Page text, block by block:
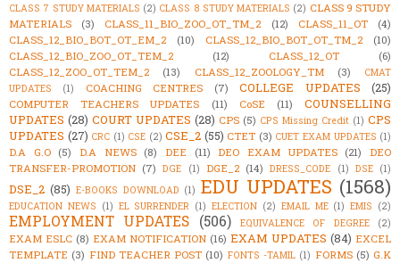
CLASS 7 STUDY MATERIALS (2) CLASS 8 STUDY MATERIALS (2) CLASS 9 STUDY
MATERIALS
(3) CLASS_11_BIO_ZOO_OT_TM_2 (12) CLASS_11_OT
(4)
CLASS_12_BIO_BOT_OT_EM_2
(10) CLASS_12_BIO_BOT_OT_TM_2
(10)
CLASS_12_BIO_ZOO_OT_TEM_2
(12) CLASS_12_OT
(6)
CLASS_12_ZOO_OT_TEM_2
(13) CLASS_12_ZOOLOGY_TM (3)
CMAT
UPDATES
(1) COACHING CENTRES (7) COLLEGE UPDATES (25)
COMPUTER TEACHERS UPDATES (11) CoSE (11)
COUNSELLING
UPDATES (28) COURT UPDATES (28) CPS (5) CPS Missing Credit (1) CPS
UPDATES (27) CRC (1) CSE (2) CSE_2 (55) CTET (3) CUET EXAM UPDATES (1)
D.A G.O (5) D.A NEWS (8) DEE (11) DEO EXAM UPDATES (21)
DEO
TRANSFER-PROMOTION (7) DGE (1) DGE_2 (14) DRESS_CODE (1) DSE (1)
DSE_2 (85) E-BOOKS DOWNLOAD (1) EDU UPDATES (1568)
EDUCATION NEWS (1) EL SURRENDER (1) ELECTION (2) EMAIL ME (1) EMIS (2)
EMPLOYMENT UPDATES (506) EQUIVALENCE OF DEGREE (2)
EXAM ESLC (8) EXAM NOTIFICATION (16) EXAM UPDATES (84) EXCEL
TEMPLATE (3) FIND TEACHER POST (10) FONTS -TAMIL (1) FORMS (5) G.K